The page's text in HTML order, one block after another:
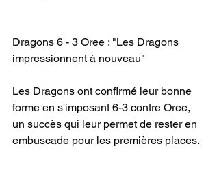
Dragons 6 - 3 Oree : "Les Dragons
impressionnent à nouveau"
Les Dragons ont confirmé leur bonne
forme en s'imposant 6-3 contre Oree,
un succès qui leur permet de rester en
embuscade pour les premières places.